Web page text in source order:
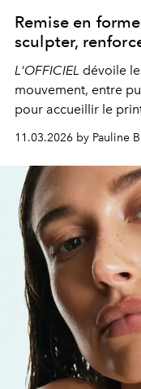
Remise en
sculpter,
L'OFFICIEL dévoile
mouvement, entre
pour accueillir le
plus conscient.
11.03.2026 by Pauline